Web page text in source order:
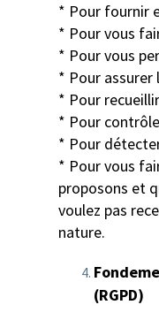
* Pour fournir
* Pour vous
* Pour vous
* Pour assurer
* Pour
* Pour
* Pour
* Pour vous
proposons et
voulez pas
nature.
(RGPD)